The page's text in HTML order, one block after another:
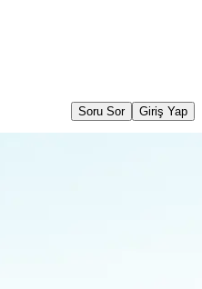
Soru Sor Giriş Yap